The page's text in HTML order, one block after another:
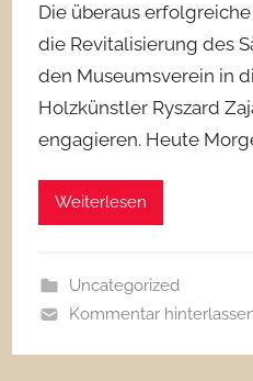
Die überaus
die Revitalisierung des
den Museumsverein in
Holzkünstler Ryszard
engagieren. Heute
Weiterlesen
Uncategorized
Kommentar